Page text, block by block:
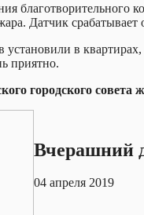
Датчик
установили в
приятно.
городского совета
Вчерашний
04 апреля 2019